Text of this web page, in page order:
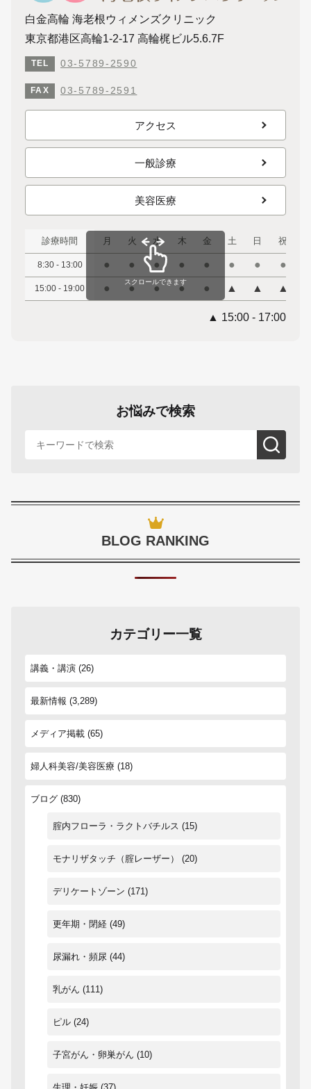
白金高輪 海老根ウィメンズクリニック
東京都港区高輪1-2-17 高輪梶ビル5.6.7F
TEL 03-5789-2590
FAX 03-5789-2591
アクセス
一般診療
美容医療
診療時間 月 火 水 木 金 土 日 祝
8:30 - 13:00 ● ● ● ● ● ● ● ●
15:00 - 19:00 ● ● ● ● ● ▲ ▲ ▲
スクロールできます
▲ 15:00 - 17:00
お悩みで検索
BLOG RANKING
カテゴリー一覧
講義・講演 (26)
最新情報 (3,289)
メディア掲載 (65)
婦人科美容/美容医療 (18)
ブログ (830)
腟内フローラ・ラクトバチルス (15)
モナリザタッチ（腟レーザー） (20)
デリケートゾーン (171)
更年期・閉経 (49)
尿漏れ・頻尿 (44)
乳がん (111)
ピル (24)
子宮がん・卵巣がん (10)